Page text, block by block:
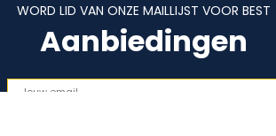
WORD LID VAN ONZE MAILLIJST VOOR BEST
Aanbiedingen